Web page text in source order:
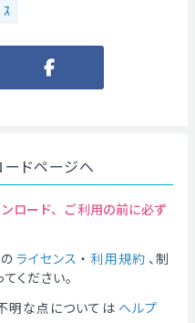
ドページへ
ロード、ご利用の前に必ず
ライセンス ・ 利用規約 、制
ください。
明な点については ヘルプ